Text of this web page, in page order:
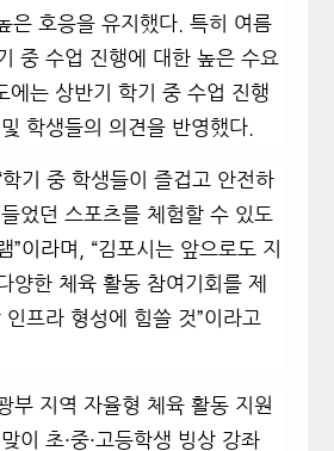
은 호응을 유지했다. 특히 여름
중 수업 진행에 대한 높은 수요
에는 상반기 학기 중 수업 진행
학생들의 의견을 반영했다.
기 중 학생들이 즐겁고 안전하
었던 스포츠를 체험할 수 있도
”이라며, “김포시는 앞으로도 지
양한 체육 활동 참여기회를 제
프라 형성에 힘쓸 것”이라고
부 지역 자율형 체육 활동 지원
이 초·중·고등학생 빙상 강좌